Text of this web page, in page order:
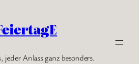
jeder Anlass ganz besonders.